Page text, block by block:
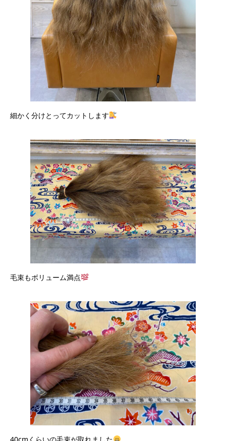
細かく分けとってカットします
毛束もボリューム満点
40cmくらいの毛束が取れました